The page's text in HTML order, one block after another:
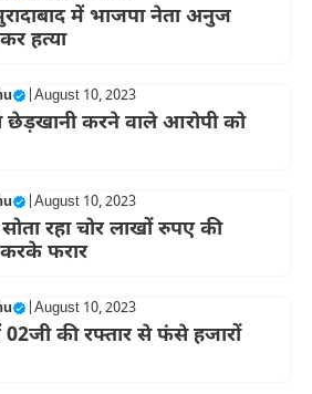
में भाजपा नेता अनुज
हत्या
August 10, 2023
छेड़खानी करने वाले आरोपी को
August 10, 2023
रहा चोर लाखों रुपए की
करके फरार
August 10, 2023
की रफ्तार से फंसे हजारों